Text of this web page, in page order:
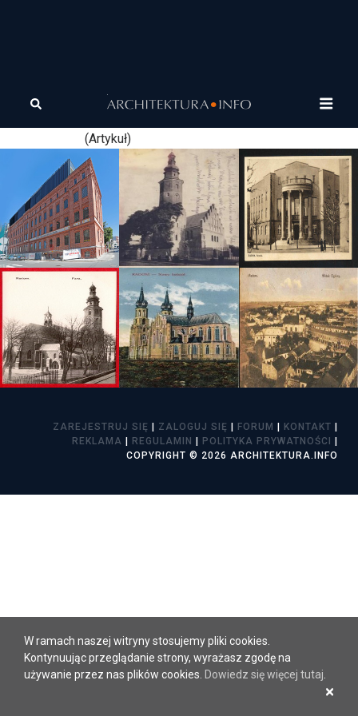
Młodzi naukowcy przez niskie płace odchodzą z
(Artykuł)
ZAREJESTRUJ SIĘ | ZALOGUJ SIĘ | FORUM | KONTAKT |
REKLAMA | REGULAMIN | POLITYKA PRYWATNOŚCI |
COPYRIGHT © 2026 ARCHITEKTURA.INFO
W ramach naszej witryny stosujemy pliki cookies.
Kontynuując przeglądanie strony, wyrażasz zgodę na
używanie przez nas plików cookies. Dowiedz się więcej tutaj
×